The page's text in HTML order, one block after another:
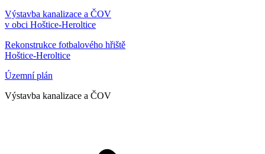
Výstavba kanalizace a ČOV
v obci Hoštice-Heroltice
Rekonstrukce fotbalového hřiště
Hoštice-Heroltice
Územní plán
Výstavba kanalizace a ČOV